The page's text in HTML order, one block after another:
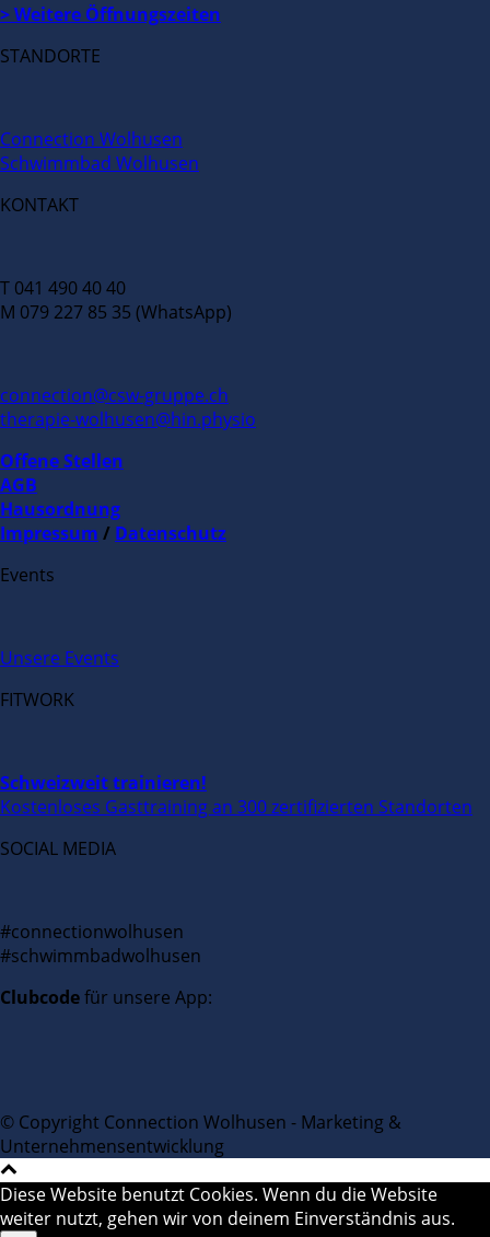
> Weitere Öffnungszeiten
STANDORTE
Connection Wolhusen
Schwimmbad Wolhusen
KONTAKT
T 041 490 40 40
M 079 227 85 35 (WhatsApp)
connection@csw-gruppe.ch
therapie-wolhusen@hin.physio
Offene Stellen
AGB
Hausordnung
Impressum / Datenschutz
Events
Unsere Events
FITWORK
Schweizweit trainieren!
Kostenloses Gasttraining an 300 zertifizierten Standorten
SOCIAL MEDIA
#connectionwolhusen
#schwimmbadwolhusen
Clubcodefür unsere App:
© Copyright Connection Wolhusen - Marketing &
Unternehmensentwicklung
Diese Website benutzt Cookies. Wenn du die Website
weiter nutzt, gehen wir von deinem Einverständnis aus.